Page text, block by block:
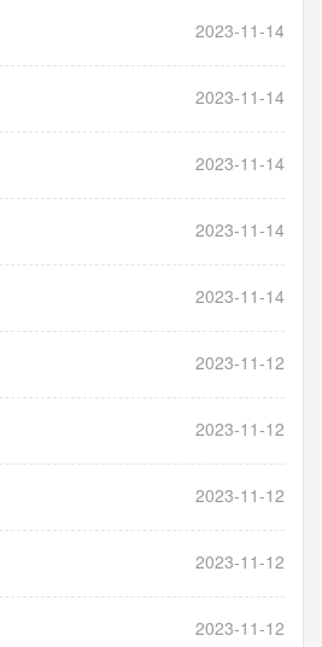
2023-11-14
2023-11-14
2023-11-14
2023-11-14
2023-11-14
2023-11-12
2023-11-12
2023-11-12
2023-11-12
2023-11-12